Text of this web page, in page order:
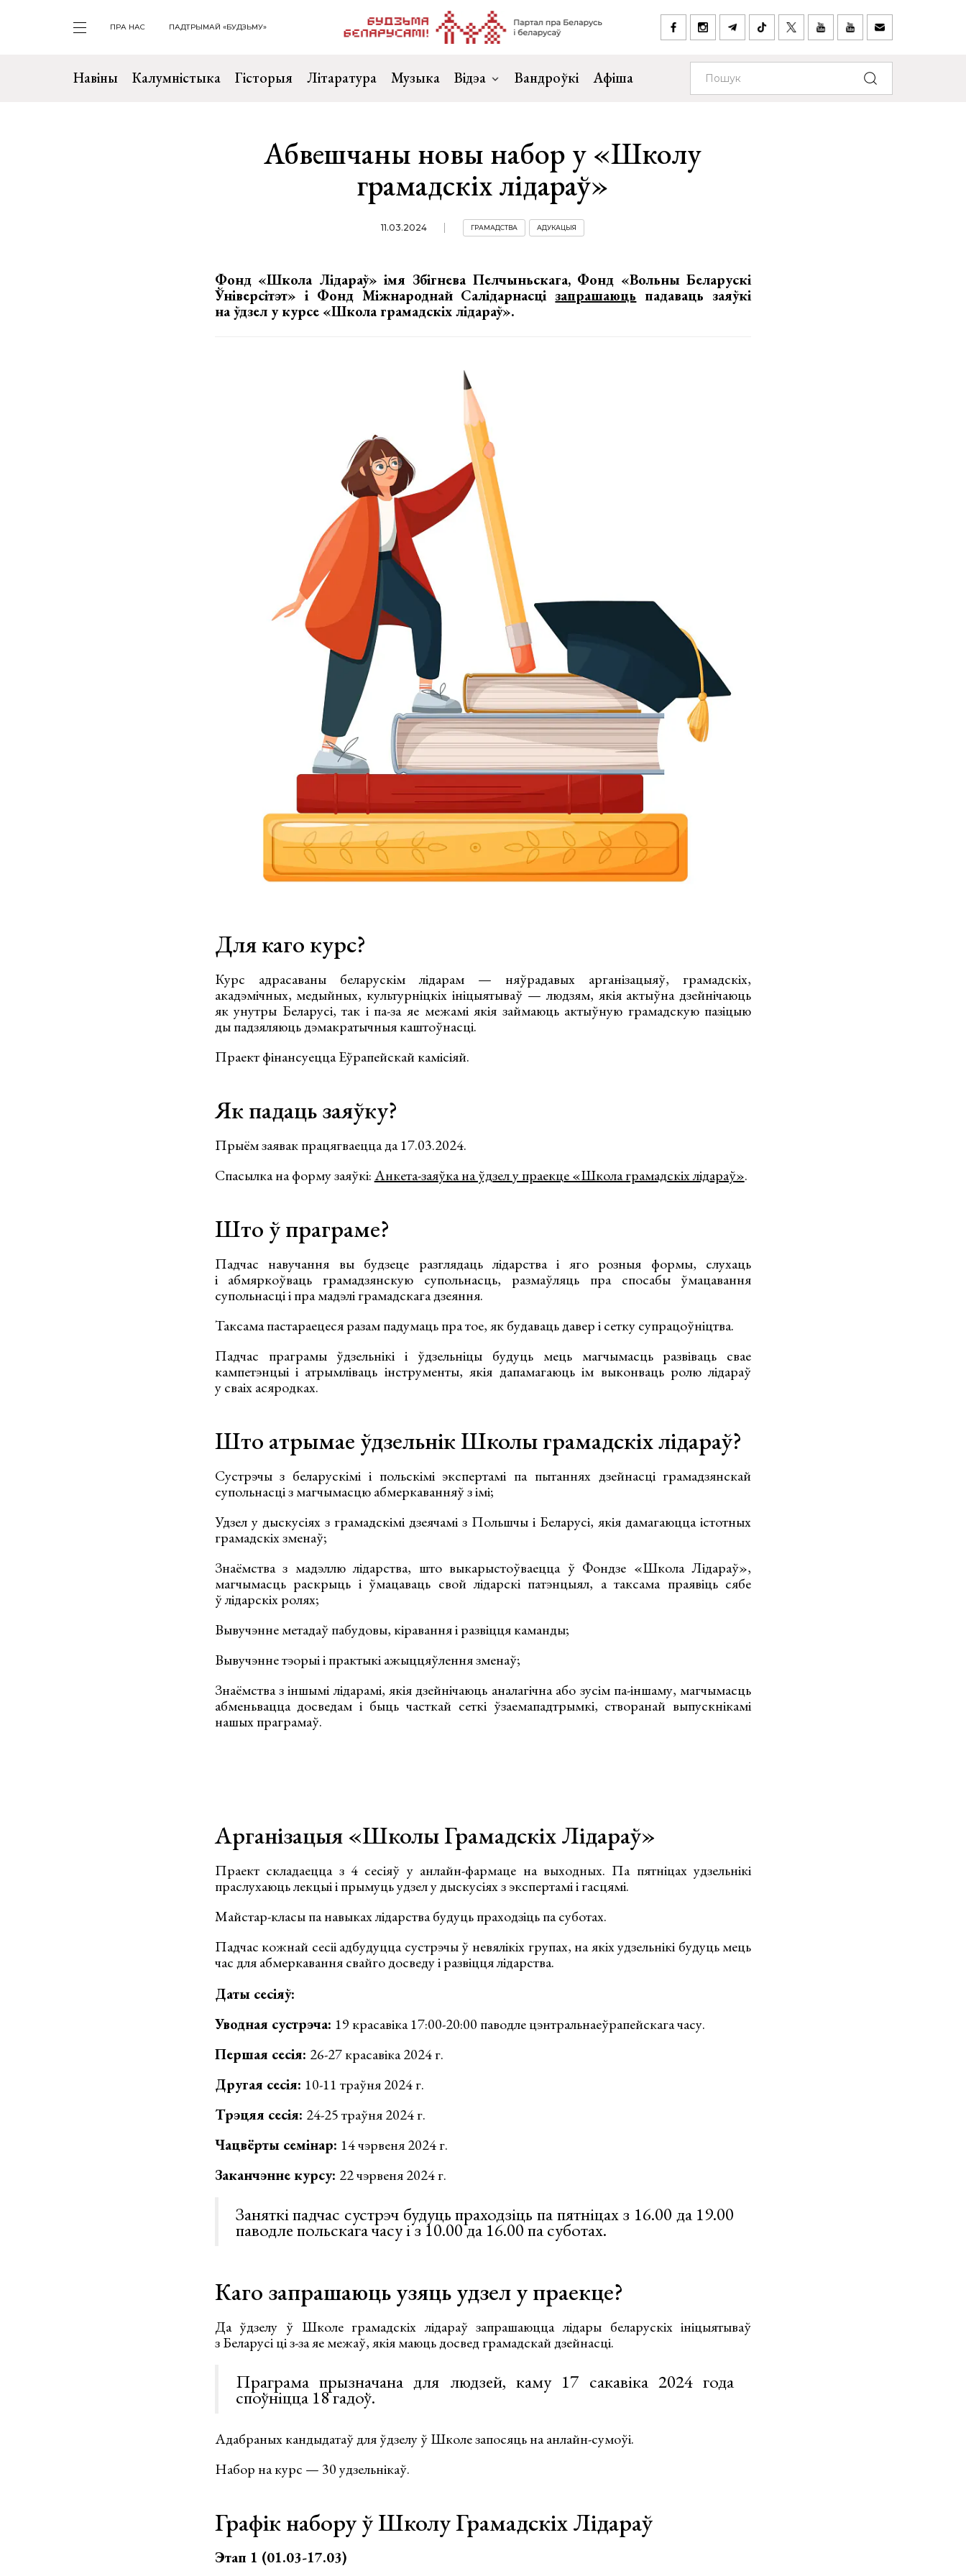
ПРА НАС ПАДТРЫМАЙ «БУДЗЬМУ»
Навіны Калумністыка Гісторыя Літаратура Музыка Відэа Вандроўкі Афіша
Абвешчаны новы набор у «Школу
грамадскіх лідараў»
11.03.2024 ГРАМАДСТВА АДУКАЦЫЯ
Фонд «Школа Лідараў» імя Збігнева Пелчыньскага, Фонд «Вольны Беларускі
Ўніверсітэт» і Фонд Міжнароднай Салідарнасці запрашаюць падаваць заяўкі
на ўдзел у курсе «Школа грамадскіх лідараў».
Для каго курс?
Курс адрасаваны беларускім лідарам — няўрадавых арганізацыяў, грамадскіх,
акадэмічных, медыйных, культурніцкіх ініцыятываў — людзям, якія актыўна дзейнічаюць
як унутры Беларусі, так і па-за яе межамі якія займаюць актыўную грамадскую пазіцыю
ды падзяляюць дэмакратычныя каштоўнасці.
Праект фінансуецца Еўрапейскай камісіяй.
Як падаць заяўку?
Прыём заявак працягваецца да 17.03.2024.
Cпасылка на форму заяўкі:Анкета-заяўка на ўдзел у праекце «Школа грамадскіх лідараў».
Што ў праграме?
Падчас навучання вы будзеце разглядаць лідарства і яго розныя формы, слухаць
і абмяркоўваць грамадзянскую супольнасць, размаўляць пра спосабы ўмацавання
супольнасці і пра мадэлі грамадскага дзеяння.
Таксама пастараецеся разам падумаць пра тое, як будаваць давер і сетку супрацоўніцтва.
Падчас праграмы ўдзельнікі і ўдзельніцы будуць мець магчымасць развіваць свае
кампетэнцыі і атрымліваць інструменты, якія дапамагаюць ім выконваць ролю лідараў
у сваіх асяродках.
Што атрымае ўдзельнік Школы грамадскіх лідараў?
Сустрэчы з беларускімі і польскімі экспертамі па пытаннях дзейнасці грамадзянскай
супольнасці з магчымасцю абмеркаванняў з імі;
Удзел у дыскусіях з грамадскімі дзеячамі з Польшчы і Беларусі, якія дамагаюцца істотных
грамадскіх зменаў;
Знаёмства з мадэллю лідарства, што выкарыстоўваецца ў Фондзе «Школа Лідараў»,
магчымасць раскрыць і ўмацаваць свой лідарскі патэнцыял, а таксама праявіць сябе
ў лідарскіх ролях;
Вывучэнне метадаў пабудовы, кіравання і развіцця каманды;
Вывучэнне тэорыі і практыкі ажыццяўлення зменаў;
Знаёмства з іншымі лідарамі, якія дзейнічаюць аналагічна або зусім па-іншаму, магчымасць
абменьвацца досведам і быць часткай сеткі ўзаемападтрымкі, створанай выпускнікамі
нашых праграмаў.
Арганізацыя «Школы Грамадскіх Лідараў»
Праект складаецца з 4 сесіяў у анлайн-фармаце на выходных. Па пятніцах удзельнікі
праслухаюць лекцыі і прымуць удзел у дыскусіях з экспертамі і гасцямі.
Майстар-класы па навыках лідарства будуць праходзіць па суботах.
Падчас кожнай сесіі адбудуцца сустрэчы ў невялікіх групах, на якіх удзельнікі будуць мець
час для абмеркавання свайго досведу і развіцця лідарства.
Даты сесіяў:
Уводная сустрэча: 19 красавіка 17:00-20:00 паводле цэнтральнаеўрапейскага часу.
Першая сесія: 26-27 красавіка 2024 г.
Другая сесія: 10-11 траўня 2024 г.
Трэцяя сесія: 24-25 траўня 2024 г.
Чацвёрты семінар: 14 чэрвеня 2024 г.
Заканчэнне курсу: 22 чэрвеня 2024 г.
Заняткі падчас сустрэч будуць праходзіць па пятніцах з 16.00 да 19.00
паводле польскага часу і з 10.00 да 16.00 па суботах.
Каго запрашаюць узяць удзел у праекце?
Да ўдзелу ў Школе грамадскіх лідараў запрашаюцца лідары беларускіх ініцыятываў
з Беларусі ці з-за яе межаў, якія маюць досвед грамадскай дзейнасці.
Праграма прызначана для людзей, каму 17 сакавіка 2024 года
споўніцца 18 гадоў.
Адабраных кандыдатаў для ўдзелу ў Школе запосяць на анлайн-сумоўі.
Набор на курс — 30 удзельнікаў.
Графік набору ў Школу Грамадскіх Лідараў
Этап 1 (01.03-17.03)